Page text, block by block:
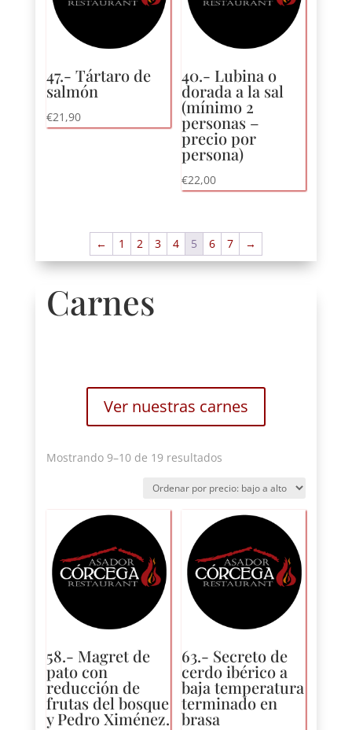
47.- Tártaro de
salmón
€21,90
40.- Lubina o
dorada a la sal
(mínimo 2
personas –
precio por
persona)
€22,00
← 1 2 3 4 5 6 7 →
Carnes
Ver nuestras carnes
Mostrando 9–10 de 19 resultadosOrdenado
precio:
alto
58.- Magret de
pato con
reducción de
frutas del bosque
y Pedro Ximénez.
63.- Secreto de
cerdo ibérico a
baja temperatura
terminado en
brasa